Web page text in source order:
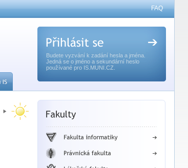
FAQ
Budete vyzvání k zadání hesla a jména.
Jedná se o jméno a sekundární heslo
používané pro IS.MUNI.CZ.